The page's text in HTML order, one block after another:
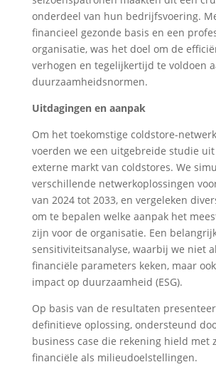
onderdeel van hun bedrijfsvoering.
financieel gezonde basis en een
organisatie, was het doel om de
verhogen en tegelijkertijd te voldoen
duurzaamheidsnormen.
Uitdagingen en aanpak
Om het toekomstige coldstore-
voerden we een uitgebreide studie
externe markt van coldstores. We
verschillende netwerkoplossingen
van 2024 tot 2033, en vergeleken
om te bepalen welke aanpak het
zijn voor de organisatie. Een
sensitiviteitsanalyse, waarbij we niet
financiële parameters keken, maar
impact op duurzaamheid (ESG).
Op basis van de resultaten
definitieve oplossing, ondersteund
business case die rekening hield met
financiële als milieudoelstellingen.